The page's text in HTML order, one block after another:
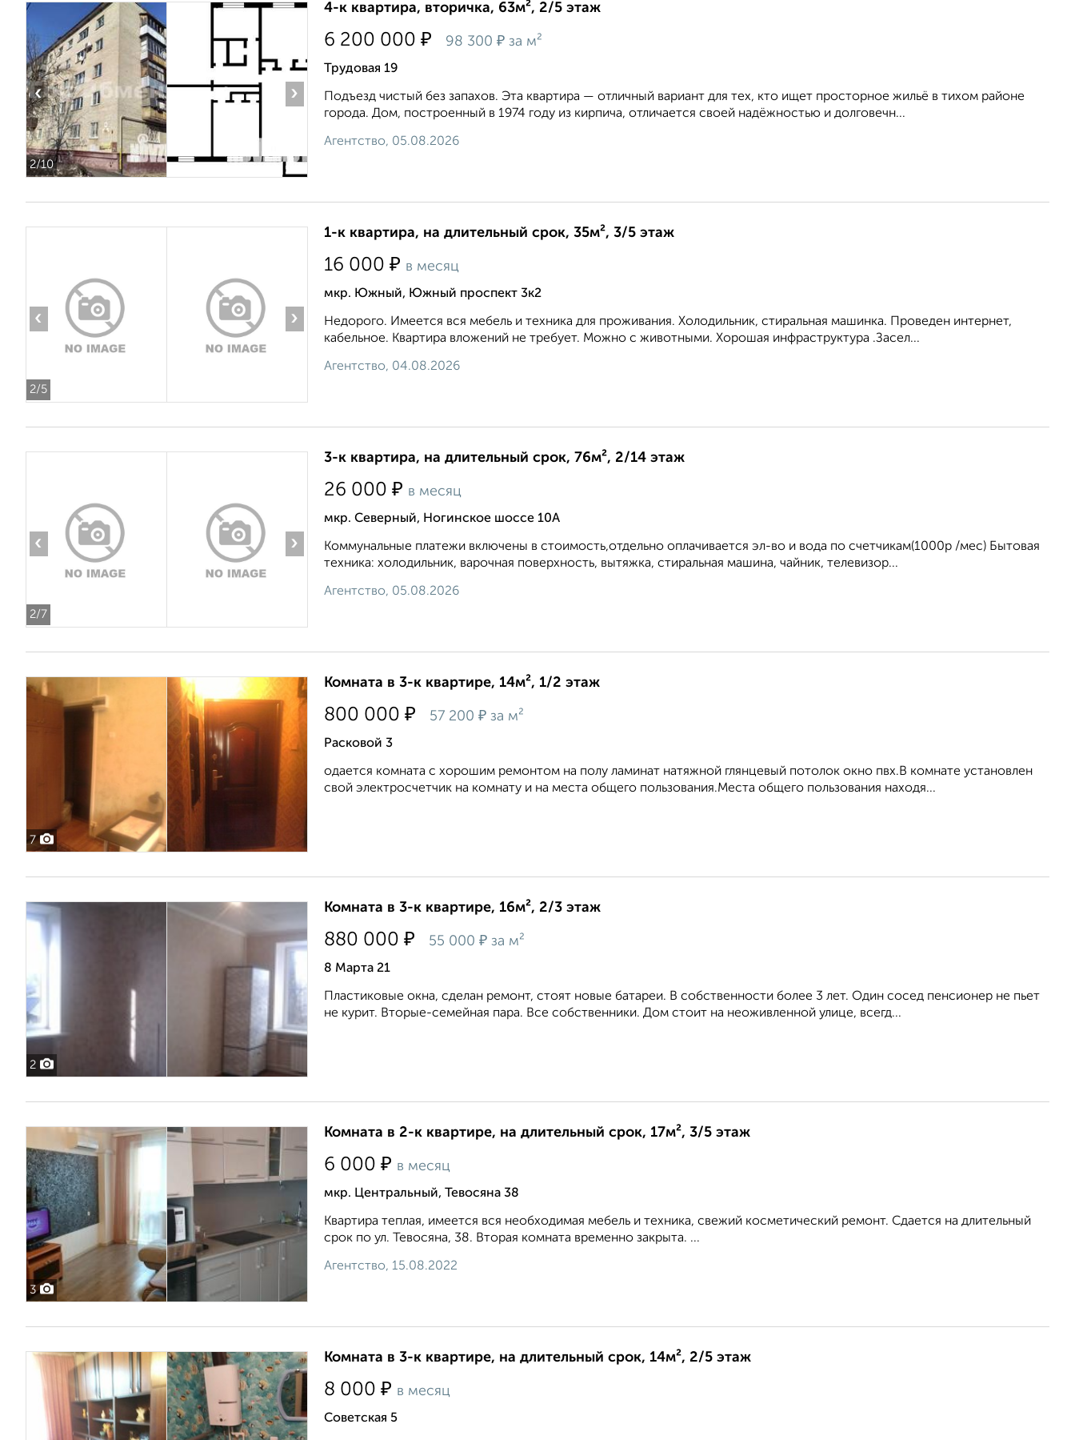
2/10
‹ ›
4-к квартира, вторичка, 63м², 2/5 этаж
6 200 000 ₽ 98 300 ₽ за м²
Трудовая 19
Подъезд чистый без запахов. Эта квартира — отличный вариант для тех, кто ищет просторное жильё в тихом районе
города. Дом, построенный в 1974 году из кирпича, отличается своей надёжностью и долговечн...
Агентство, 05.08.2026
2/5
‹ ›
1-к квартира, на длительный срок, 35м², 3/5 этаж
16 000 ₽ в месяц
мкр. Южный, Южный проспект 3к2
Недорого. Имеется вся мебель и техника для проживания. Холодильник, стиральная машинка. Проведен интернет,
кабельное. Квартира вложений не требует. Можно с животными. Хорошая инфраструктура .Засел...
Агентство, 04.08.2026
2/7
‹ ›
3-к квартира, на длительный срок, 76м², 2/14 этаж
26 000 ₽ в месяц
мкр. Северный, Ногинское шоссе 10А
Коммунальные платежи включены в стоимость,отдельно оплачивается эл-во и вода по счетчикам(1000р /мес) Бытовая
техника: холодильник, варочная поверхность, вытяжка, стиральная машина, чайник, телевизор...
Агентство, 05.08.2026
7
Комната в 3-к квартире, 14м², 1/2 этаж
800 000 ₽ 57 200 ₽ за м²
Расковой 3
одается комната с хорошим ремонтом на полу ламинат натяжной глянцевый потолок окно пвх.В комнате установлен
свой электросчетчик на комнату и на места общего пользования.Места общего пользования находя...
2
Комната в 3-к квартире, 16м², 2/3 этаж
880 000 ₽ 55 000 ₽ за м²
8 Марта 21
Пластиковые окна, сделан ремонт, стоят новые батареи. В собственности более 3 лет. Один сосед пенсионер не пьет
не курит. Вторые-семейная пара. Все собственники. Дом стоит на неоживленной улице, всегд...
3
Комната в 2-к квартире, на длительный срок, 17м², 3/5 этаж
6 000 ₽ в месяц
мкр. Центральный, Тевосяна 38
Квартира теплая, имеется вся необходимая мебель и техника, свежий косметический ремонт. Сдается на длительный
срок по ул. Тевосяна, 38. Вторая комната временно закрыта. ...
Агентство, 15.08.2022
Комната в 3-к квартире, на длительный срок, 14м², 2/5 этаж
8 000 ₽ в месяц
Советская 5